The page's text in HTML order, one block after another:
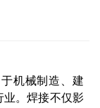
机械制造、建
业。焊接不仅影